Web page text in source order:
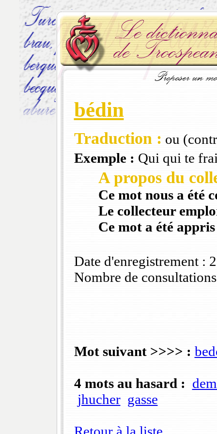
bédin
Traduction : ou
Exemple : Qui qui te
A propos du
Ce mot nous a été
Le collecteur
Ce mot a été
Date d'enregistrement :
Nombre de
Mot suivant >>>> :
4 mots au hasard :
jhucher gasse